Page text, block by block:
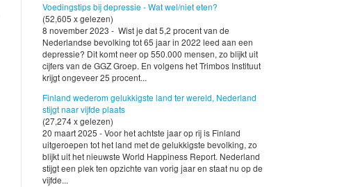
Voedingstips bij depressie - Wat wel/niet eten?
(52,605 x gelezen)
8 november 2023 - Wist je dat 5,2 procent van de
Nederlandse bevolking tot 65 jaar in 2022 leed aan een
depressie? Dit komt neer op 550.000 mensen, zo blijkt uit
cijfers van de GGZ Groep. En volgens het Trimbos Instituut
krijgt ongeveer 25 procent...
Finland wederom gelukkigste land ter wereld, Nederland
stijgt naar vijfde plaats
(27,274 x gelezen)
20 maart 2025 - Voor het achtste jaar op rij is Finland
uitgeroepen tot het land met de gelukkigste bevolking, zo
blijkt uit het nieuwste World Happiness Report. Nederland
stijgt een plek ten opzichte van vorig jaar en staat nu op de
vijfde...